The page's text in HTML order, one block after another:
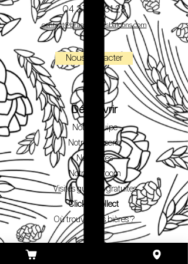
04 37 06 31 28
contact@brasseriedesbalcons.com
Nous contacter
Découvrir
Notre équipe
Notre brasserie
Nos bières
Notre Taproom
Visites guidées gratuites
Click & Collect
Où trouver nos bières ?